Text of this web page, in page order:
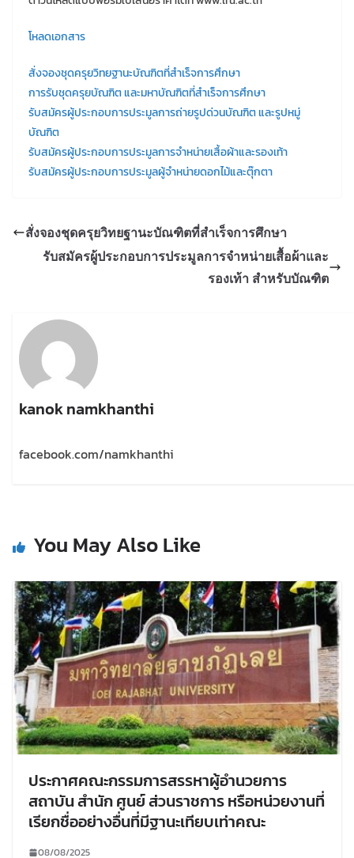
โหลดเอกสาร
สั่งจองชุดครุยวิทยฐานะบัณฑิตที่สำเร็จการศึกษา
การรับชุดครุยบัณฑิต และมหาบัณฑิตที่สำเร็จการศึกษา
รับสมัครผู้ประกอบการประมูลการถ่ายรูปด่วนบัณฑิต และรูปหมู่
บัณฑิต
รับสมัครผู้ประกอบการประมูลการจำหน่ายเสื้อผ้าและรองเท้า
รับสมัครผู้ประกอบการประมูลผู้จำหน่ายดอกไม้และตุ๊กตา
สั่งจองชุดครุยวิทยฐานะบัณฑิตที่สำเร็จการศึกษา
รับสมัครผู้ประกอบการประมูลการจำหน่ายเสื้อผ้าและ
รองเท้า สำหรับบัณฑิต
kanok namkhanthi
facebook.com/namkhanthi
You May Also Like
ประกาศคณะกรรมการสรรหาผู้อำนวยการ
สถาบัน สำนัก ศูนย์ ส่วนราชการ หรือหน่วยงานที่
เรียกชื่ออย่างอื่นที่มีฐานะเทียบเท่าคณะ
08/08/2025